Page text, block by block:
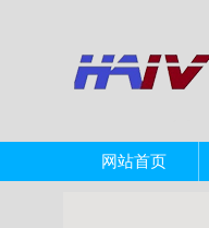
网站首页